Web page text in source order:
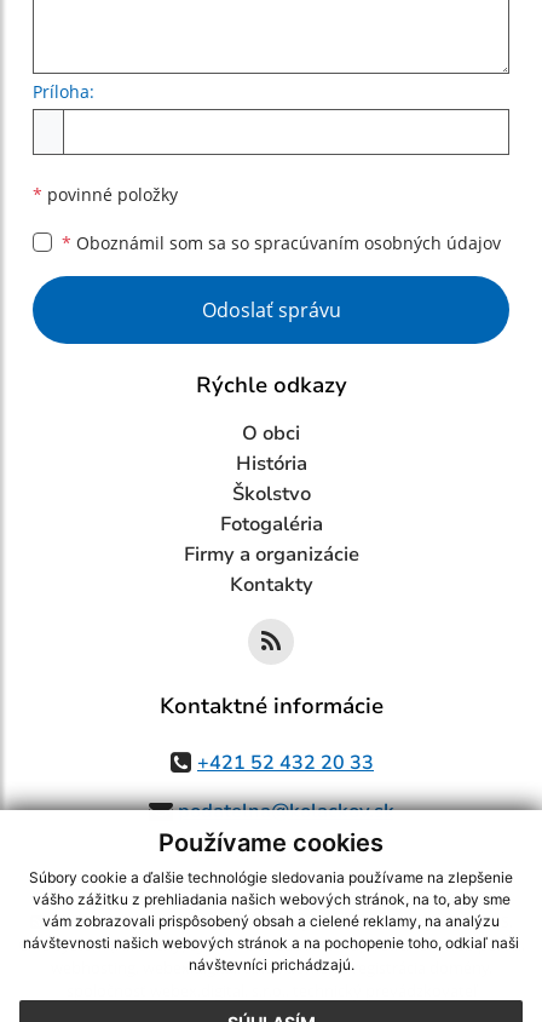
Používame cookies
Súbory cookie a ďalšie technológie sledovania používame na zlepšenie
vášho zážitku z prehliadania našich webových stránok, na to, aby sme
vám zobrazovali prispôsobený obsah a cielené reklamy, na analýzu
návštevnosti našich webových stránok a na pochopenie toho, odkiaľ naši
návštevníci prichádzajú.
Príloha:
* povinné položky
* Oboznámil som sa so spracúvaním osobných údajov
Google reCaptcha Response
Odoslať správu
Rýchle odkazy
O obci
História
Školstvo
Fotogaléria
Firmy a organizácie
Kontakty
Kontaktné informácie
+421 52 432 20 33
podatelna@kolackov.sk
využite možnosť získavania aktuálnych informácií s využitím RSS
CMS systém (redakčný) systém ECHELON 2,Mapa stránok,web portál
webex.digital, s.r.o.,domény,registrácia domény